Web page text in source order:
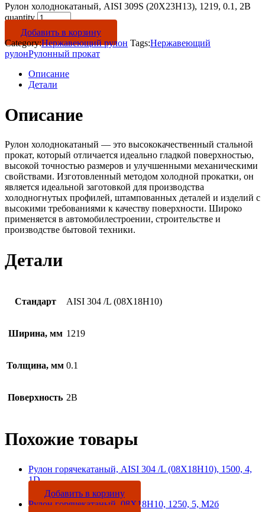
Рулон холоднокатаный, AISI 309S (20Х23Н13), 1219, 0.1, 2B
quantity
Добавить в корзину
Category:Нержавеющий рулон Tags:Нержавеющий
рулонРулонный прокат
Описание
Детали
Описание
Рулон холоднокатаный — это высококачественный стальной
прокат, который отличается идеально гладкой поверхностью,
высокой точностью размеров и улучшенными механическими
свойствами. Изготовленный методом холодной прокатки, он
является идеальной заготовкой для производства
холодногнутых профилей, штампованных деталей и изделий с
высокими требованиями к качеству поверхности. Широко
применяется в автомобилестроении, строительстве и
производстве бытовой техники.
Детали
Стандарт AISI 304 /L (08Х18Н10)
Ширина, мм 1219
Толщина, мм 0.1
Поверхность 2B
Похожие товары
Рулон горячекатаный, AISI 304 /L (08Х18Н10), 1500, 4,
1D
Добавить в корзину
Рулон горячекатаный, 08Х18Н10, 1250, 5, М2б